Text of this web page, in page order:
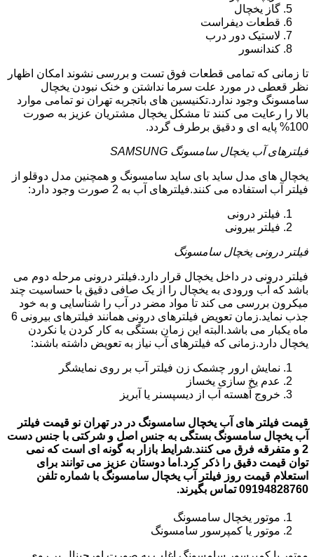
گاز یخچال
قطعات دیفراست
لاستیک دور درب
کندانسور
تا زمانی که تمامی قطعات فوق تست و بررسی نشوند امکان اظهار
نظر قعطی در مورد علت سرما نداشتن و خنک نبودن یخچال
سامسونگ وجود ندارد.تکنیسین های باتجربه تهران نو تمامی موارد
بالا را رعایت می کنند تا مشکل یخچال مشتریان عزیز به صورت
100% پایه ای و دقیق برطرف گردد.
فیلترهای آب یخچال سامسونگ SAMSUNG
یخچال های مدل ساید بای ساید سامسونگ و همچنین مدل دوقلو از
فیلتر آب استفاده می کنند.فیلترهای آب به 2 صورت وجود دارد:
فیلتر درونی
فیلتر بیرونی
فیلتر درونی یخچال سامسونگ
فیلتر درونی در داخل یخچال قرار دارد.فیلتر درونی مرحله دوم می
باشد که آب ورودی به یخچال را از یک صافی دقیق با حساسیت چند
میکرون بررسی می کند تا مواد مضر در آب را شناسایی و به خود
جذب نماید.زمان تعویض فیلترهای درونی همانند فیلترهای بیرونی 6
ماه یکبار می باشد.البته این زمان بستگی به کار کردن یا نکردن
یخچال دارد.زمانی که فیلترهای آب نیاز به تعویض داشته باشند:
نمایش ارور چشمک زن فیلتر آب بر روی نمایشگر
عدم یخ سازی یخساز
خروج آهسته آب از دیسپسنر یا آبریز
قیمت فیلتر های آب یخچال سامسونگ در در تهران نو قیمت فیلتر
آب یخچال سامسونگ بستگی به جنس اصل و شرکتی با جنس دست
2 و متفرقه فرق می کنند.شرایط بازار به گونه ای است که نمی
توان قیمت دقیق را ذکر کرد.اما دوستان عزیز می توانند برای
استعلام قیمت روز فیلتر آب یخچال سامسونگ با شماره تلفن
09194828760 تماس بگیرند.
موتور یخچال سامسونگ
موتور یا کمپرسور سامسونگ